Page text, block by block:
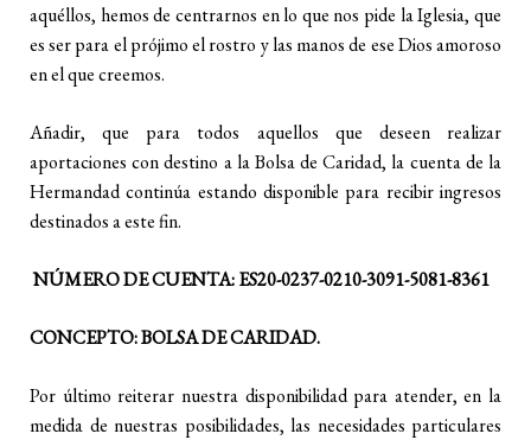
aquéllos, hemos de centrarnos en lo que nos pide la Iglesia, que
es ser para el prójimo el rostro y las manos de ese Dios amoroso
en el que creemos.
Añadir, que para todos aquellos que deseen realizar
aportaciones con destino a la Bolsa de Caridad, la cuenta de la
Hermandad continúa estando disponible para recibir ingresos
destinados a este fin.
NÚMERO DE CUENTA: ES20-0237-0210-3091-5081-8361
CONCEPTO: BOLSA DE CARIDAD.
Por último reiterar nuestra disponibilidad para atender, en la
medida de nuestras posibilidades, las necesidades particulares